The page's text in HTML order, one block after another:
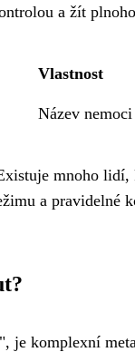
a žít
Vlastnost
Název nemoci
mnoho lidí,
a
je komplexní